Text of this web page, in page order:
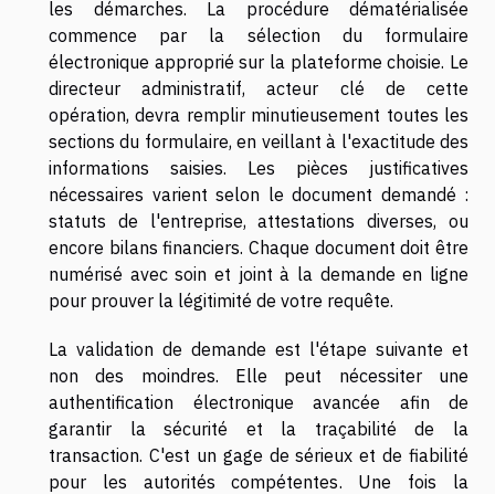
les démarches. La procédure dématérialisée
commence par la sélection du formulaire
électronique approprié sur la plateforme choisie. Le
directeur administratif, acteur clé de cette
opération, devra remplir minutieusement toutes les
sections du formulaire, en veillant à l'exactitude des
informations saisies. Les pièces justificatives
nécessaires varient selon le document demandé :
statuts de l'entreprise, attestations diverses, ou
encore bilans financiers. Chaque document doit être
numérisé avec soin et joint à la demande en ligne
pour prouver la légitimité de votre requête.
La validation de demande est l'étape suivante et
non des moindres. Elle peut nécessiter une
authentification électronique avancée afin de
garantir la sécurité et la traçabilité de la
transaction. C'est un gage de sérieux et de fiabilité
pour les autorités compétentes. Une fois la